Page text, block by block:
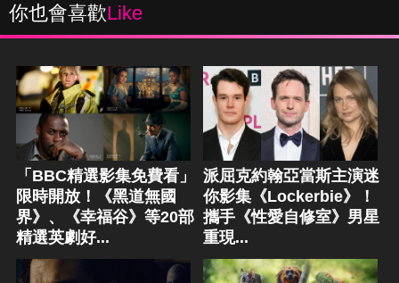
你也會喜歡Like
「BBC精選影集免費看」
限時開放！《黑道無國
界》、《幸福谷》等20部
精選英劇好...
派屈克約翰亞當斯主演迷
你影集《Lockerbie》！
攜手《性愛自修室》男星
重現...